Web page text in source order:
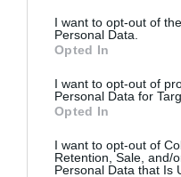
I want to opt-out of
Personal Data.
Opted In
I want to opt-out of
Personal Data for
Opted In
I want to opt-out of
Retention, Sale, and/
Personal Data that Is
turísticas ha provocado
Barcelonay otras
aprovechado este
no regulados de forma
Sevilla se encuentra, por